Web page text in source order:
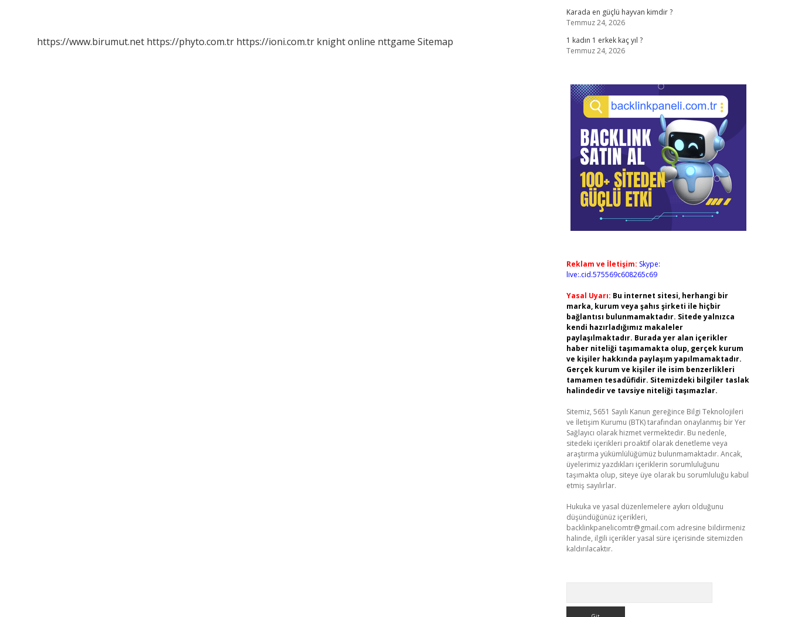
https://www.birumut.net https://phyto.com.tr https://ioni.com.tr knight online nttgame Sitemap
Karada en güçlü hayvan kimdir ?
Temmuz 24, 2026
1 kadın 1 erkek kaç yıl ?
Temmuz 24, 2026
Reklam ve İletişim: Skype:
live:.cid.575569c608265c69
Yasal Uyarı: Bu internet sitesi, herhangi bir
marka, kurum veya şahıs şirketi ile hiçbir
bağlantısı bulunmamaktadır. Sitede yalnızca
kendi hazırladığımız makaleler
paylaşılmaktadır. Burada yer alan içerikler
haber niteliği taşımamakta olup, gerçek kurum
ve kişiler hakkında paylaşım yapılmamaktadır.
Gerçek kurum ve kişiler ile isim benzerlikleri
tamamen tesadüfidir. Sitemizdeki bilgiler taslak
halindedir ve tavsiye niteliği taşımazlar.
Sitemiz, 5651 Sayılı Kanun gereğince Bilgi Teknolojileri
ve İletişim Kurumu (BTK) tarafından onaylanmış bir Yer
Sağlayıcı olarak hizmet vermektedir. Bu nedenle,
sitedeki içerikleri proaktif olarak denetleme veya
araştırma yükümlülüğümüz bulunmamaktadır. Ancak,
üyelerimiz yazdıkları içeriklerin sorumluluğunu
taşımakta olup, siteye üye olarak bu sorumluluğu kabul
etmiş sayılırlar.
Hukuka ve yasal düzenlemelere aykırı olduğunu
düşündüğünüz içerikleri,
backlinkpanelicomtr@gmail.com adresine bildirmeniz
halinde, ilgili içerikler yasal süre içerisinde sitemizden
kaldırılacaktır.